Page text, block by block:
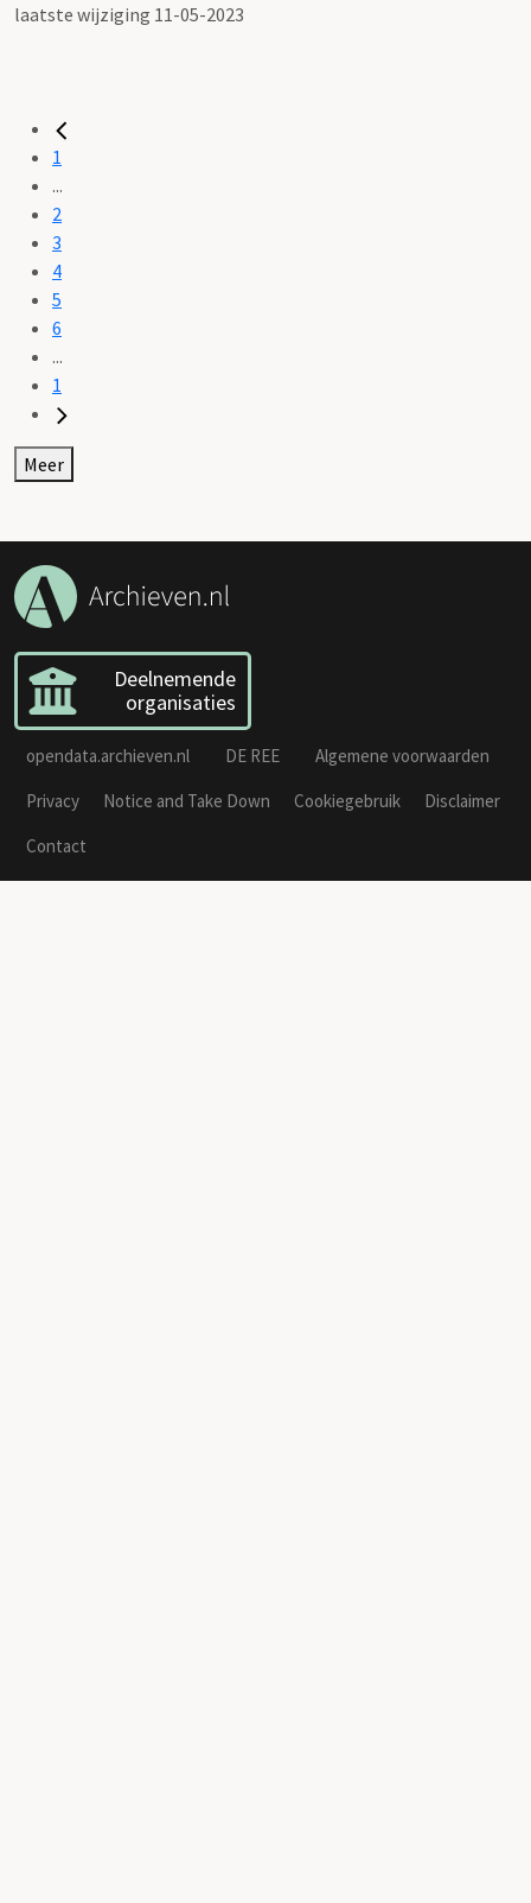
laatste wijziging 11-05-2023
1
...
2
3
4
5
6
...
1
Meer
Deelnemende
organisaties
opendata.archieven.nl DE REE
Algemene voorwaarden
Privacy
Notice and Take Down Cookiegebruik
Disclaimer
Contact